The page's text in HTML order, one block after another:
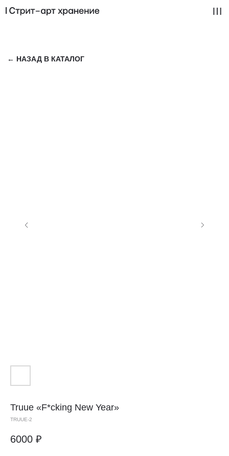
Truue «F*cking New Year»
TRUUE-2
6000 ₽